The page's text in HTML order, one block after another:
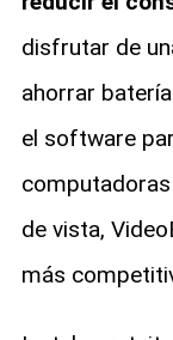
disfrutar de
ahorrar
el software
de vista,
más